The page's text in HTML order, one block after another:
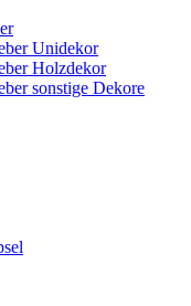
Unidekor
Holzdekor
sonstige Dekore